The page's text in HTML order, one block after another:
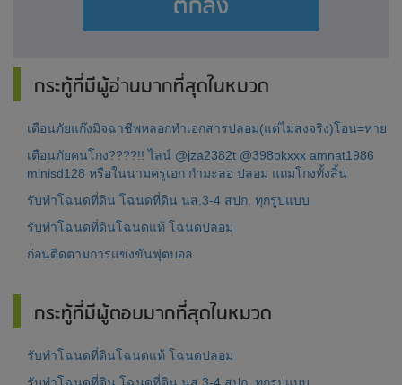
กระทู้ที่มีผู้อ่านมากที่สุดในหมวด
เตือนภัยแก๊งมิจฉาชีพหลอกทำเอกสารปลอม(แต่ไม่ส่งจริง)โอน=หาย
เตือนภัยคนโกง????!! ไลน์ @jza2382t @398pkxxx amnat1986
minisd128 หรือในนามครูเอก กำมะลอ ปลอม แถมโกงทั้งสิ้น
รับทำโฉนดที่ดิน โฉนดที่ดิน นส.3-4 สปก. ทุกรูปแบบ
รับทำโฉนดที่ดินโฉนดแท้ โฉนดปลอม
ก่อนติดตามการแข่งขันฟุตบอล
กระทู้ที่มีผู้ตอบมากที่สุดในหมวด
รับทำโฉนดที่ดินโฉนดแท้ โฉนดปลอม